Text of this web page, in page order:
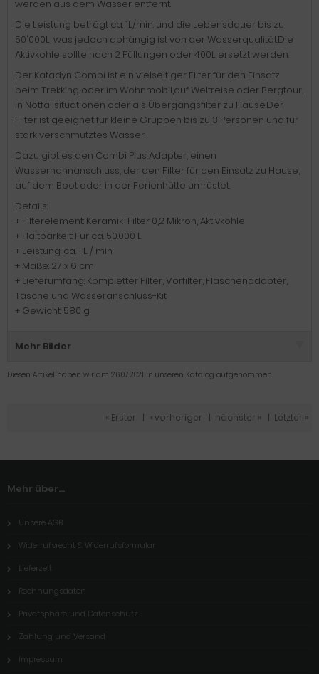
werden aus dem Wasser entfernt.
Die Leistung beträgt ca. 1L/min. und die Lebensdauer bis zu
50'000L, was jedoch abhängig ist von der Wasserqualität.Die
Aktivkohle sollte nach 2 Füllungen oder 400L ersetzt werden.
Der Katadyn Combi ist ein vielseitiger Filter für den Einsatz
beim Trekking oder im Wohnmobil,auf Weltreise oder Bergtour,
in Notfallsituationen oder als Übergangsfilter zu Hause.Der
Filter ist geeignet für kleine Gruppen bis zu 3 Personen und für
stark verschmutztes Wasser.
Dazu gibt es den Combi Plus Adapter, einen
Wasserhahnanschluss, der den Filter für den Einsatz zu Hause,
auf dem Boot oder in der Ferienhütte umrüstet.
Details:
+ Filterelement: Keramik-Filter 0,2 Mikron, Aktivkohle
+ Haltbarkeit: Für ca. 50.000 L
+ Leistung: ca. 1 L / min
+ Maße: 27 x 6 cm
+ Lieferumfang: Kompletter Filter, Vorfilter, Flaschenadapter,
Tasche und Wasseranschluss-Kit
+ Gewicht: 580 g
Mehr Bilder
Diesen Artikel haben wir am 26.07.2021 in unseren Katalog aufgenommen.
« Erster « vorheriger nächster » Letzter »
Mehr über...
Unsere AGB
Widerrufsrecht & Widerrufsformular
Lieferzeit
Rechnungsdaten
Privatsphäre und Datenschutz
Zahlung und Versand
Impressum